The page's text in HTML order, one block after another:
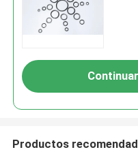
Continuar
Productos